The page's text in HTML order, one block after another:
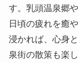
す。乳頭温泉郷
日頃の疲れを癒
浸かれば、心身
泉街の散策も楽し